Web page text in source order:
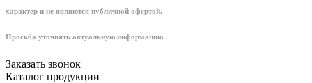
характер и не являются публичной офертой.
Просьба уточнять актуальную информацию.
Заказать звонок
Каталог продукции